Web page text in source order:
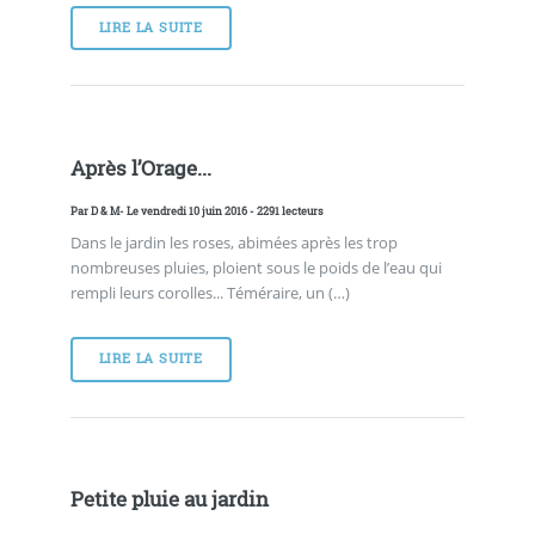
LIRE LA SUITE
Après l’Orage...
ParD & M- Le vendredi 10 juin 2016 - 2291 lecteurs
Dans le jardin les roses, abimées après les trop
nombreuses pluies, ploient sous le poids de l’eau qui
rempli leurs corolles... Téméraire, un (…)
LIRE LA SUITE
Petite pluie au jardin